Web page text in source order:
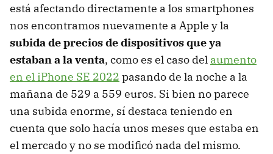
está afectando directamente a los smartphones
nos encontramos nuevamente a Apple y la
subida de precios de dispositivos que ya
estaban a la venta, como es el caso del aumento
en el iPhone SE 2022 pasando de la noche a la
mañana de 529 a 559 euros. Si bien no parece
una subida enorme, sí destaca teniendo en
cuenta que solo hacía unos meses que estaba en
el mercado y no se modificó nada del mismo.